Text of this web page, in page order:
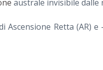
australe invisibile dalle
Retta (AR) e